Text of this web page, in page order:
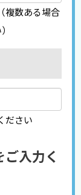
複数ある場合
ださい
入力く